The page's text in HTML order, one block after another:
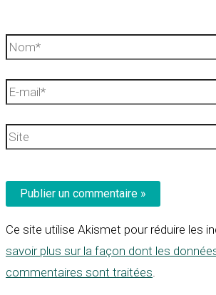
Nom*
E-
Site
Ce site utilise Akismet pour réduire les
savoir plus sur la façon dont les
commentaires sont traitées